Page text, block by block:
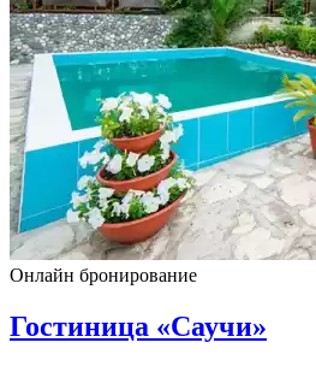
Онлайн бронирование
Гостиница «Саучи»